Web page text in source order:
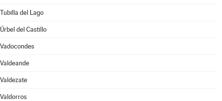
Tubilla del Lago
Úrbel del Castillo
Vadocondes
Valdeande
Valdezate
Valdorros